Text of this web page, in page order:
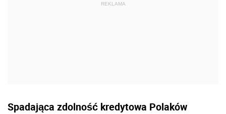
Spadająca zdolność kredytowa Polaków